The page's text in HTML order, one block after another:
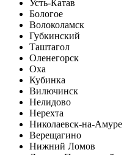
Усть-Катав
Бологое
Волоколамск
Губкинский
Таштагол
Оленегорск
Оха
Кубинка
Вилючинск
Нелидово
Нерехта
Николаевск-на-Амуре
Верещагино
Нижний Ломов